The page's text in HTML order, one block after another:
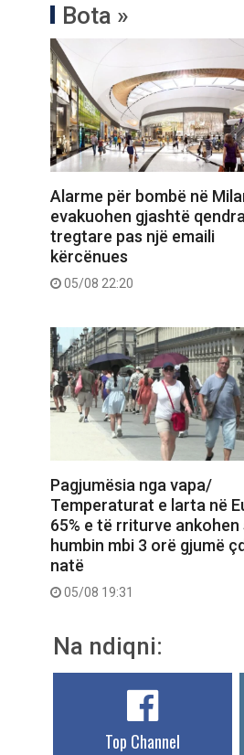
Bota »
Alarme për bombë në
evakuohen gjashtë qendra
tregtare pas një emaili
kërcënues
05/08 22:20
Pagjumësia nga vapa/
Temperaturat e larta në
65% e të rriturve ankohen
humbin mbi 3 orë gjumë
natë
05/08 19:31
Na ndiqni:
Top Channel